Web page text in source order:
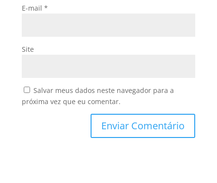
E-mail *
Site
Salvar meus dados neste navegador para a
próxima vez que eu comentar.